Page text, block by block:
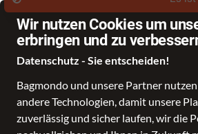
Wir nutzen Cookies um
erbringen und zu
Datenschutz - Sie entscheiden!
Bagmondo und unsere Partner
andere Technologien, damit unsere
zuverlässig und sicher laufen, wir die
Schule Reise Business Freizeit